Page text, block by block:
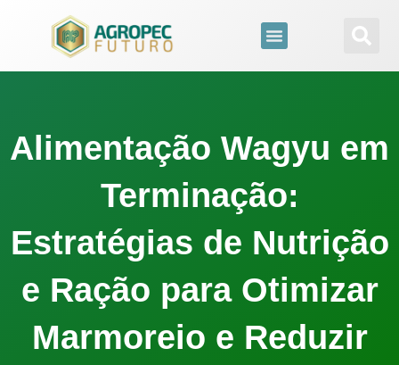
conteúdo
Alimentação Wagyu em
Terminação:
Estratégias de Nutrição
e Ração para Otimizar
Marmoreio e Reduzir